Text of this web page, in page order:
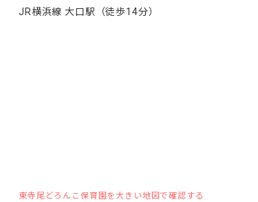
JR横浜線 大口駅（徒歩14分）
東寺尾どろんこ保育園を大きい地図で確認する